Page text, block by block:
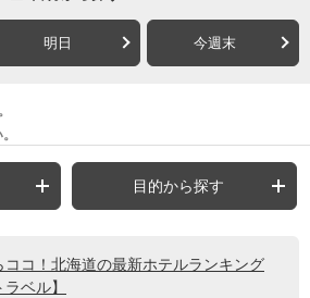
明日 今週末
目的から探す
ココ！北海道の最新ホテルランキング
ラベル】